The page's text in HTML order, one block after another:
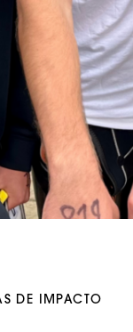
DE IMPACTO